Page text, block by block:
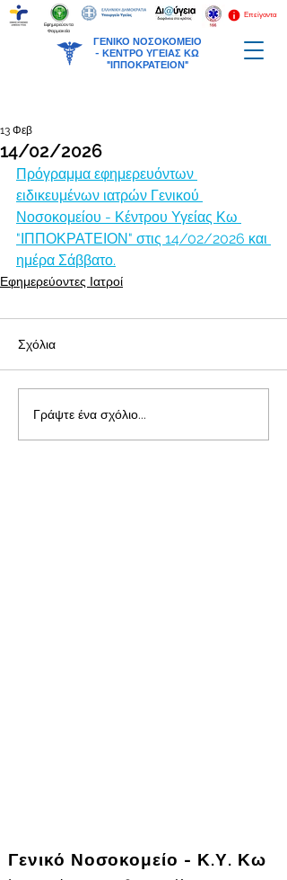
ΓΕΝΙΚΟ ΝΟΣΟΚΟΜΕΙΟ
- ΚΕΝΤΡΟ ΥΓΕΙΑΣ ΚΩ
"ΙΠΠΟΚΡΑΤΕΙΟΝ"
Επείγοντα
Εφημερεύοντα
Φαρμακεία
14/02/2026
13 Φεβ
Πρόγραμμα εφημερευόντων
ειδικευμένων ιατρών Γενικού
Νοσοκομείου - Κέντρου Υγείας Κω
"ΙΠΠΟΚΡΑΤΕΙΟΝ" στις 14/02/2026 και
ημέρα Σάββατο.
Εφημερεύοντες Ιατροί
Σχόλια
Γράψτε ένα σχόλιο...
Γενικό Νοσοκομείο - Κ.Υ. Κω